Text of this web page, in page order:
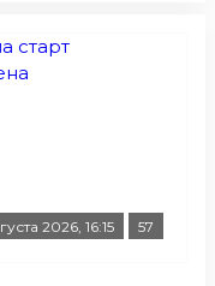
2026, 16:15 57